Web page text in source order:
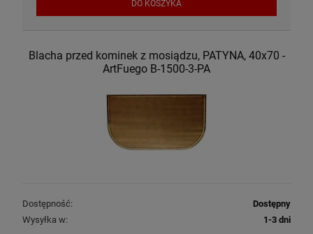
DO KOSZYKA
Blacha przed kominek z mosiądzu, PATYNA, 40x70 -
ArtFuego B-1500-3-PA
Dostępność:
Dostępny
Wysyłka w:
1-3 dni